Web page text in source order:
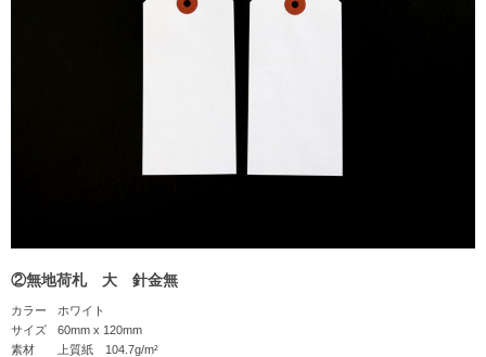
②無地荷札 大 針金無
カラー
ホワイト
サイズ
60mm x 120mm
素材
上質紙 104.7g/m²